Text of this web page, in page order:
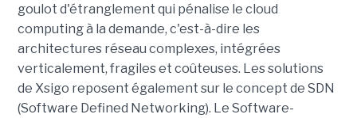
goulot d'étranglement qui pénalise le cloud
computing à la demande, c'est-à-dire les
architectures réseau complexes, intégrées
verticalement, fragiles et coûteuses. Les solutions
de Xsigo reposent également sur le concept de SDN
(Software Defined Networking). Le Software-